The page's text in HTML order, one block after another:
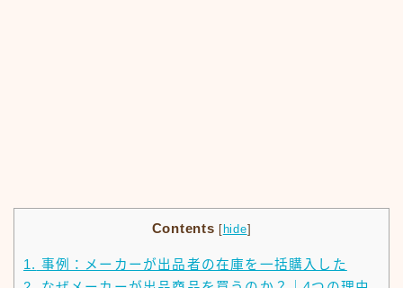
Contents [ hide]
1. 事例：メーカーが出品者の在庫を一括購入した